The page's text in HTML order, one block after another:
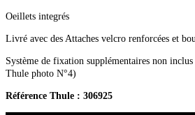
Oeillets integrés
Livré avec des Attaches velcro renforcées et
Système de fixation supplémentaires non inclus
Thule photo N°4)
Référence Thule : 306925